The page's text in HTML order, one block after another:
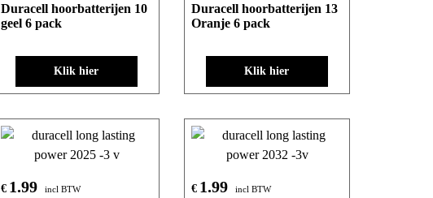
Duracell hoorbatterijen 10
geel 6 pack
Klik hier
Duracell hoorbatterijen 13
Oranje 6 pack
Klik hier
€ 1.99 incl BTW € 1.99 incl BTW